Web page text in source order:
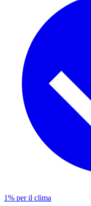
1% per il clima